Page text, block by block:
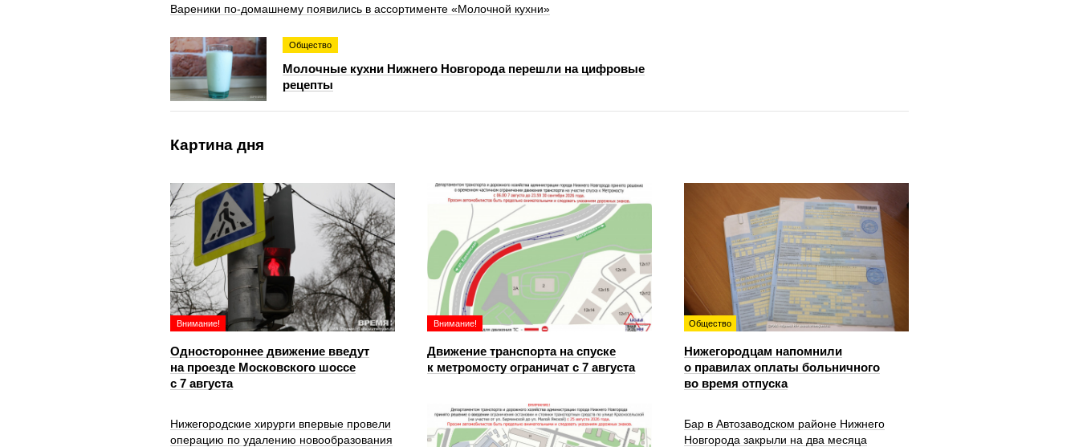
Вареники по-домашнему появились в ассортименте «Молочной кухни»
Общество
Молочные кухни Нижнего Новгорода перешли на цифровые
рецепты
Картина дня
Внимание!
Одностороннее движение введут
на проезде Московского шоссе
с 7 августа
Внимание!
Движение транспорта на спуске
к метромосту ограничат с 7 августа
Общество
Нижегородцам напомнили
о правилах оплаты больничного
во время отпуска
Нижегородские хирурги впервые провели
операцию по удалению новообразования
Бар в Автозаводском районе Нижнего
Новгорода закрыли на два месяца